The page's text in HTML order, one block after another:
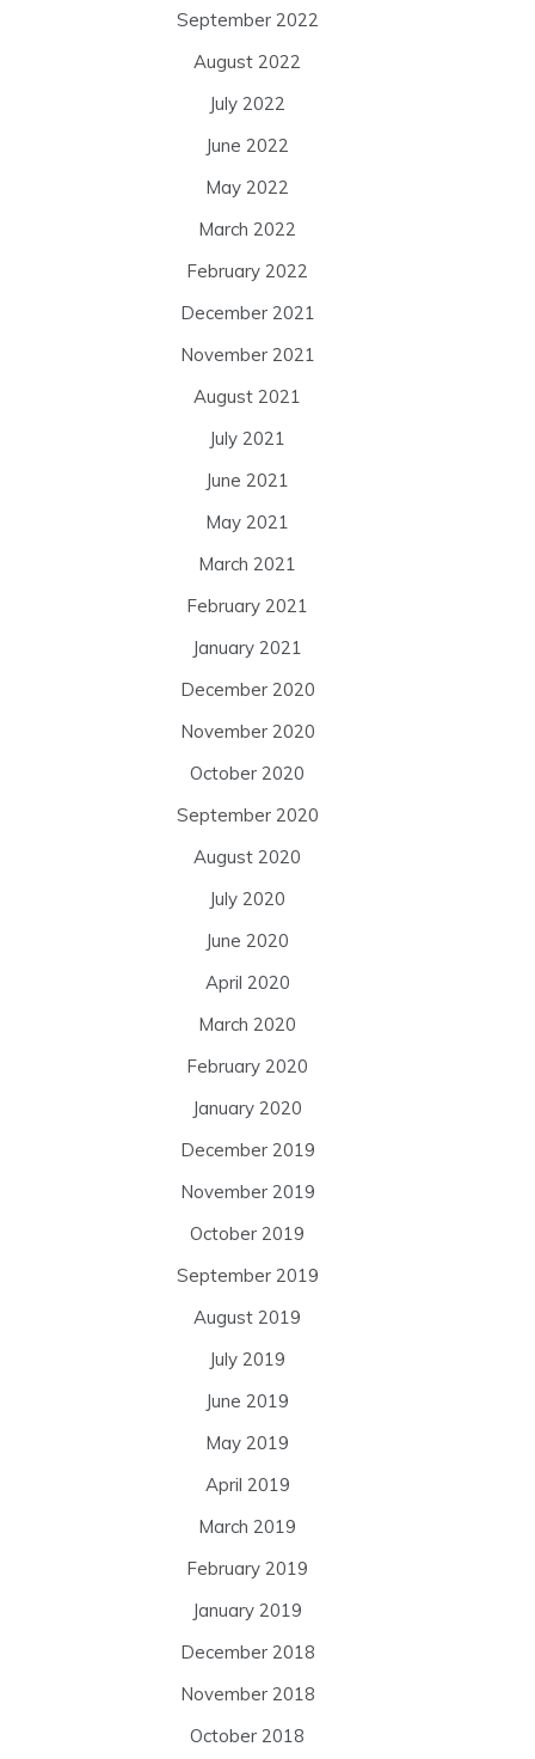
September 2022
August 2022
July 2022
June 2022
May 2022
March 2022
February 2022
December 2021
November 2021
August 2021
July 2021
June 2021
May 2021
March 2021
February 2021
January 2021
December 2020
November 2020
October 2020
September 2020
August 2020
July 2020
June 2020
April 2020
March 2020
February 2020
January 2020
December 2019
November 2019
October 2019
September 2019
August 2019
July 2019
June 2019
May 2019
April 2019
March 2019
February 2019
January 2019
December 2018
November 2018
October 2018